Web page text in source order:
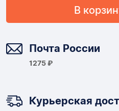
В
Почта России
1275 ₽
Курьерская